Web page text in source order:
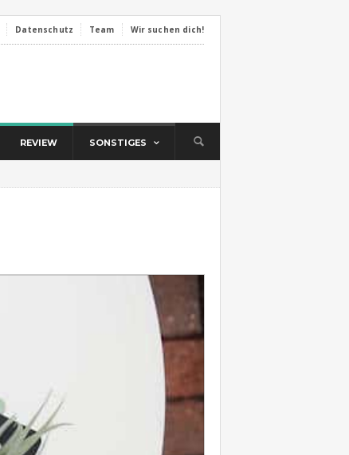
Datenschutz Team Wir suchen dich!
REVIEW SONSTIGES